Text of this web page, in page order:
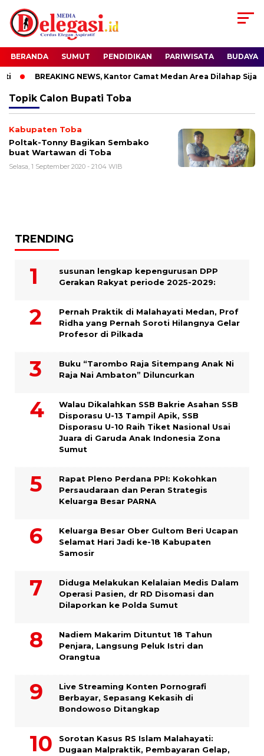
BERANDA SUMUT PENDIDIKAN PARIWISATA BUDAYA
BREAKING NEWS, Kantor Camat Medan Area Dilahap Sijago
Topik Calon Bupati Toba
Kabupaten Toba
Poltak-Tonny Bagikan Sembako
buat Wartawan di Toba
Selasa, 1 September 2020 - 21:04 WIB
TRENDING
susunan lengkap kepengurusan DPP
Gerakan Rakyat periode 2025-2029:
Pernah Praktik di Malahayati Medan, Prof
Ridha yang Pernah Soroti Hilangnya Gelar
Profesor di Pilkada
Buku “Tarombo Raja Sitempang Anak Ni
Raja Nai Ambaton” Diluncurkan
Walau Dikalahkan SSB Bakrie Asahan SSB
Disporasu U-13 Tampil Apik, SSB
Disporasu U-10 Raih Tiket Nasional Usai
Juara di Garuda Anak Indonesia Zona
Sumut
Rapat Pleno Perdana PPI: Kokohkan
Persaudaraan dan Peran Strategis
Keluarga Besar PARNA
Keluarga Besar Ober Gultom Beri Ucapan
Selamat Hari Jadi ke-18 Kabupaten
Samosir
Diduga Melakukan Kelalaian Medis Dalam
Operasi Pasien, dr RD Disomasi dan
Dilaporkan ke Polda Sumut
​Nadiem Makarim Dituntut 18 Tahun
Penjara, Langsung Peluk Istri dan
Orangtua
Live Streaming Konten Pornografi
Berbayar, Sepasang Kekasih di
Bondowoso Ditangkap
Sorotan Kasus RS Islam Malahayati:
Dugaan Malpraktik, Pembayaran Gelap,